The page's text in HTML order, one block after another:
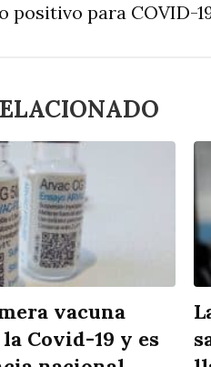
positivo para COVID-
vacuna
Covid-19 y es